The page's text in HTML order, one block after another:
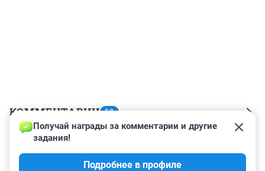
КОММЕНТАРИИ 50
Гость
и все за свошку !!!
Получай награды за комментарии и другие
задания!
Подробнее в профиле